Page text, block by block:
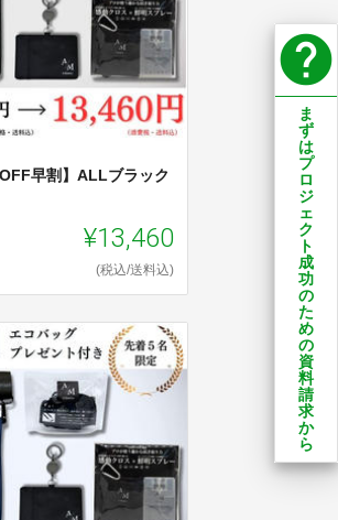
OFF早割】ALLブラック
¥13,460
(税込/送料込)
help
ま
ず
は
プ
ロ
ジ
ェ
ク
ト
成
功
の
た
め
の
資
料
請
求
か
ら